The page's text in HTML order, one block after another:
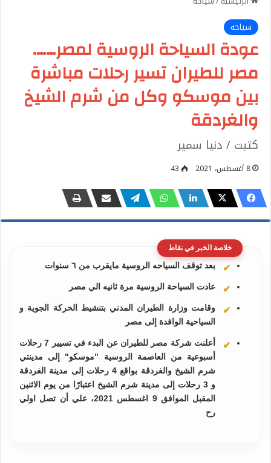
سياحه
عودة السياحة الروسية لمصر…….
مصر للطيران تسير رحلات مباشرة
بين موسكو وكل من شرم الشيخ
والغردقة
كتبت / دنيا سمير
8 أغسطس، 2021 43
خلاصة الخبر في نقاط
بعد توقف السياحه الروسية مايقرب من ٦ سنوات
عادت السياحة الروسية مرة ثانيه الي مصر
وقامت وزارة الطيران المدني بتنشيط الحركة الجوية و
السياحية الوافدة إلى مصر
أعلنت شركة مصر للطيران عن البدء في تسيير 7 رحلات
أسبوعية من العاصمة الروسية "موسكو" إلى مدينتي
شرم الشيخ والغردقة بواقع 4 رحلات إلى مدينة الغردقة
و 3 رحلات إلى مدينة شرم الشيخ اعتبارًا من يوم الاثنين
المقبل الموافق 9 اغسطس 2021، علي أن تصل اولي
رح